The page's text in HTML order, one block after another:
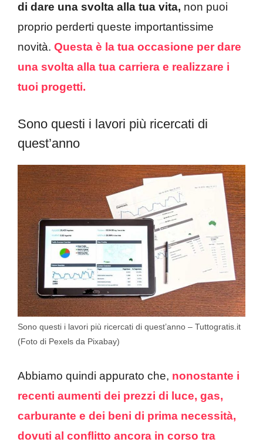
di dare una svolta alla tua vita, non puoi
proprio perderti queste importantissime
novità. Questa è la tua occasione per dare
una svolta alla tua carriera e realizzare i
tuoi progetti.
Sono questi i lavori più ricercati di
quest’anno
Sono questi i lavori più ricercati di quest’anno – Tuttogratis.it
(Foto di Pexels da Pixabay)
Abbiamo quindi appurato che, nonostante i
recenti aumenti dei prezzi di luce, gas,
carburante e dei beni di prima necessità,
dovuti al conflitto ancora in corso tra